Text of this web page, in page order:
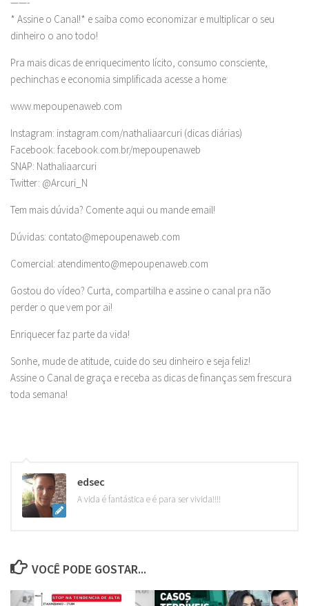
* Assine o Canal!* e saiba como economizar e multiplicar o seu
dinheiro o ano todo!
Pra mais dicas de enriquecimento lícito, consumo consciente,
pechinchas e economia simplificada acesse a home:
www.mepoupenaweb.com
Instagram: instagram.com/nathaliaarcuri (dicas diárias)
Facebook: facebook.com.br/mepoupenaweb
SNAP: Nathaliaarcuri
Twitter: @Arcuri_N
Tem mais dúvida? Comente aqui ou mande email!
Dúvidas: contato@mepoupenaweb.com
Comercial: atendimento@mepoupenaweb.com
Gostou do vídeo? Curta, compartilha e assine o canal pra não
perder o que vem por ai!
Enriquecer faz parte da vida!
Sonhe, mude de atitude, cuide do seu dinheiro e seja feliz!
Assine o Canal de graça e receba as dicas de finanças sem frescura
toda semana!
edsec
A vida é fantástica e é para ser vivida!!!!
VOCÊ PODE GOSTAR...